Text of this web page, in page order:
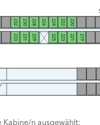
219
220
221
222
223
224
225
226
228
229
230
231
232
233
Kabine/n ausgewählt: